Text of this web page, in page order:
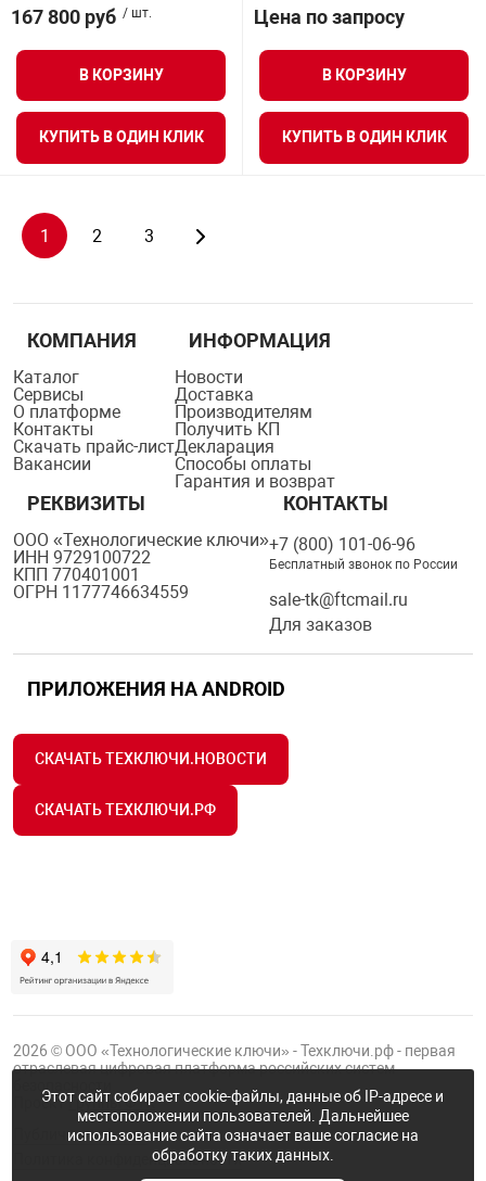
167 800 руб / шт.
В КОРЗИНУ
КУПИТЬ В ОДИН КЛИК
Цена по запросу
В КОРЗИНУ
КУПИТЬ В ОДИН КЛИК
1 2 3
КОМПАНИЯ
Каталог
Сервисы
О платформе
Контакты
Скачать прайс-лист
Вакансии
ИНФОРМАЦИЯ
Новости
Доставка
Производителям
Получить КП
Декларация
Способы оплаты
Гарантия и возврат
РЕКВИЗИТЫ
ООО «Технологические ключи»
ИНН 9729100722
КПП 770401001
ОГРН 1177746634559
КОНТАКТЫ
+7 (800) 101-06-96
Бесплатный звонок по России
sale-tk@ftcmail.ru
Для заказов
ПРИЛОЖЕНИЯ НА ANDROID
СКАЧАТЬ ТЕХКЛЮЧИ.НОВОСТИ
СКАЧАТЬ ТЕХКЛЮЧИ.РФ
2026 © ООО «Технологические ключи» - Техключи.рф - первая
отраслевая цифровая платформа российских систем
ПроектГруппы ФТК
Публичная оферта
Политика конфиденциальности
Этот сайт собирает cookie-файлы, данные об IP-адресе и
местоположении пользователей. Дальнейшее
использование сайта означает ваше согласие на
обработку таких данных.